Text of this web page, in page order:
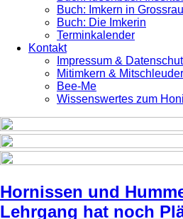
Buch: Imkern in
Buch: Die Imkerin
Terminkalender
Kontakt
Impressum &
Mitimkern &
Bee-Me
Wissenswertes zum
Hornissen und
Lehrgang hat noch